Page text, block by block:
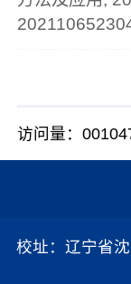
访问量：
校址：辽宁省